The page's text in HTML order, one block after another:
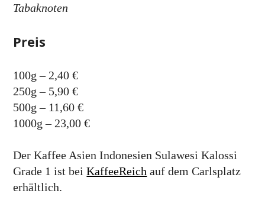
Tabaknoten
Preis
100g – 2,40 €
250g – 5,90 €
500g – 11,60 €
1000g – 23,00 €
Der Kaffee Asien Indonesien Sulawesi Kalossi
Grade 1 ist beiKaffeeReich auf dem Carlsplatz
erhältlich.